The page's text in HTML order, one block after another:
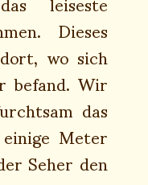
Dieses
wo sich
befand. Wir
das
Meter
Seher den